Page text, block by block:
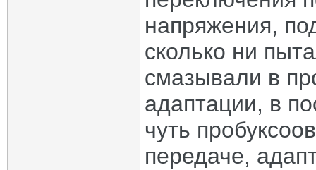
напряжения,
сколько ни
смазывали в
адаптации, в
чуть
передаче,